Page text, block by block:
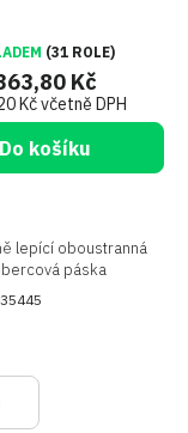
(31 ROLE)
Kč včetně DPH
Kč
Do košíku
lepící oboustranná
páska